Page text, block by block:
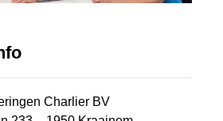
Charlier BV